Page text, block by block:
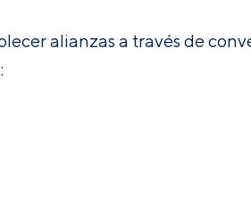
alianzas a través de